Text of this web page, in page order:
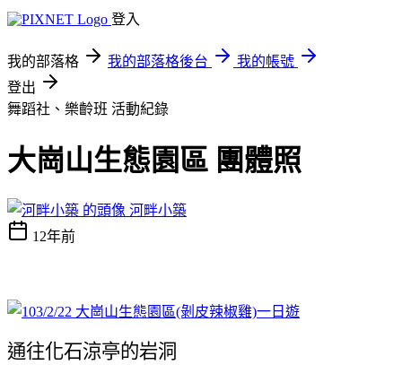
登入
我的部落格 我的部落格後台
我的帳號
登出
舞蹈社、樂齡班 活動紀錄
大崗山生態園區 團體照
河畔小築
12年前
通往化石涼亭的岩洞